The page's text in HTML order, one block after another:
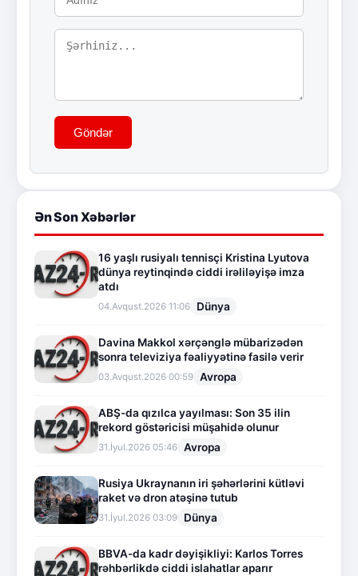
Göndər
Ən Son Xəbərlər
16 yaşlı rusiyalı tennisçi Kristina Lyutova
dünya reytinqində ciddi irəliləyişə imza
atdı
04.Avqust.2026 11:06 Dünya
Davina Makkol xərçənglə mübarizədən
sonra televiziya fəaliyyətinə fasilə verir
03.Avqust.2026 00:59 Avropa
ABŞ-da qızılca yayılması: Son 35 ilin
rekord göstəricisi müşahidə olunur
31.İyul.2026 05:46 Avropa
Rusiya Ukraynanın iri şəhərlərini kütləvi
raket və dron atəşinə tutub
31.İyul.2026 03:09 Dünya
BBVA-da kadr dəyişikliyi: Karlos Torres
rəhbərlikdə ciddi islahatlar aparır